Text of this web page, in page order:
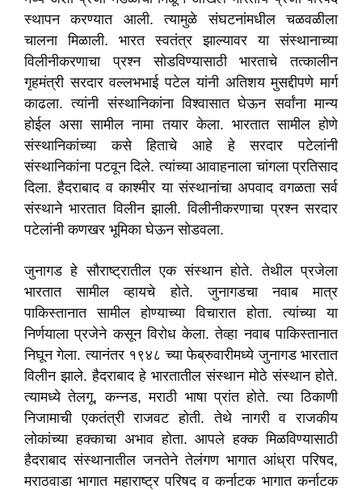
स्थापन करण्यात आली. त्यामुळे संघटनांमधील चळवळीला
चालना मिळाली. भारत स्वतंत्र झाल्यावर या संस्थानाच्या
विलीनीकरणाचा प्रश्न सोडविण्यासाठी भारताचे तत्कालीन
गृहमंत्री सरदार वल्लभभाई पटेल यांनी अतिशय मुसद्दीपणे मार्ग
काढला. त्यांनी संस्थानिकांना विश्वासात घेऊन सर्वांना मान्य
होईल असा सामील नामा तयार केला. भारतात सामील होणे
संस्थानिकांच्या कसे हिताचे आहे हे सरदार पटेलांनी
संस्थानिकांना पटवून दिले. त्यांच्या आवाहनाला चांगला प्रतिसाद
दिला. हैदराबाद व काश्मीर या संस्थानांचा अपवाद वगळता सर्व
संस्थाने भारतात विलीन झाली. विलीनीकरणाचा प्रश्न सरदार
पटेलांनी कणखर भूमिका घेऊन सोडवला.
जुनागड हे सौराष्ट्रातील एक संस्थान होते. तेथील प्रजेला
भारतात सामील व्हायचे होते. जुनागडचा नवाब मात्र
पाकिस्तानात सामील होण्याच्या विचारात होता. त्यांच्या या
निर्णयाला प्रजेने कसून विरोध केला. तेव्हा नवाब पाकिस्तानात
निघून गेला. त्यानंतर १९४८ च्या फेब्रुवारीमध्ये जुनागड भारतात
विलीन झाले. हैदराबाद हे भारतातील संस्थान मोठे संस्थान होते.
त्यामध्ये तेलगू, कन्नड, मराठी भाषा प्रांत होते. त्या ठिकाणी
निजामाची एकतंत्री राजवट होती. तेथे नागरी व राजकीय
लोकांच्या हक्काचा अभाव होता. आपले हक्क मिळविण्यासाठी
हैदराबाद संस्थानातील जनतेने तेलंगण भागात आंध्रा परिषद,
मराठवाडा भागात महाराष्ट्र परिषद व कर्नाटक भागात कर्नाटक